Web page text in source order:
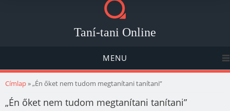
Taní-tani Online
MENU
Jelenlegi hely
Címlap» „Én őket nem tudom megtanítani tanítani”
„Én őket nem tudom megtanítani tanítani”